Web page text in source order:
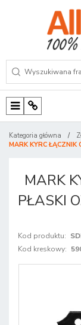
M
n
P
n
l
Kategoria główna /
MARK KYRC
MARK
PŁASKI
Kod produktu:
Kod kreskowy: